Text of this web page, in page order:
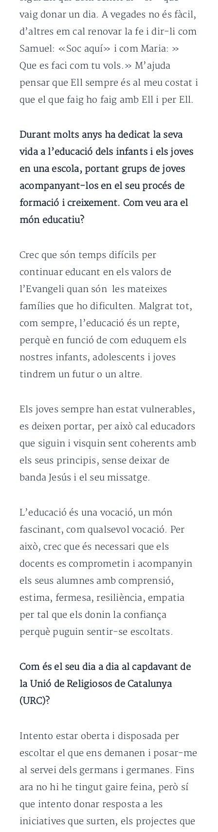
vaig donar un dia. A vegades no és fàcil,
d’altres em cal renovar la fe i dir-li com
Samuel: «Soc aquí» i com Maria: »
Que es faci com tu vols.» M’ajuda
pensar que Ell sempre és al meu costat i
que el que faig ho faig amb Ell i per Ell.
Durant molts anys ha dedicat la seva
vida a l’educació dels infants i els joves
en una escola, portant grups de joves
acompanyant-los en el seu procés de
formació i creixement. Com veu ara el
món educatiu?
Crec que són temps difícils per
continuar educant en els valors de
l’Evangeli quan són les mateixes
famílies que ho dificulten. Malgrat tot,
com sempre, l’educació és un repte,
perquè en funció de com eduquem els
nostres infants, adolescents i joves
tindrem un futur o un altre.
Els joves sempre han estat vulnerables,
es deixen portar, per això cal educadors
que siguin i visquin sent coherents amb
els seus principis, sense deixar de
banda Jesús i el seu missatge.
L’educació és una vocació, un món
fascinant, com qualsevol vocació. Per
això, crec que és necessari que els
docents es comprometin i acompanyin
els seus alumnes amb comprensió,
estima, fermesa, resiliència, empatia
per tal que els donin la confiança
perquè puguin sentir-se escoltats.
Com és el seu dia a dia al capdavant de
la Unió de Religiosos de Catalunya
(URC)?
Intento estar oberta i disposada per
escoltar el que ens demanen i posar-me
al servei dels germans i germanes. Fins
ara no hi he tingut gaire feina, però sí
que intento donar resposta a les
iniciatives que surten, els projectes que